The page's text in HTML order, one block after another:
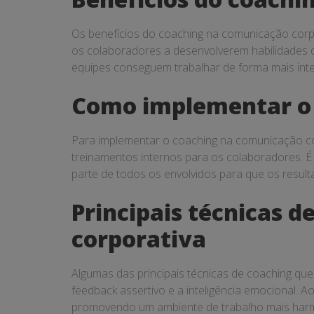
Os benefícios do coaching na comunicação
os colaboradores a desenvolverem habilidades
equipes conseguem trabalhar de forma mais
Como implementar
Para implementar o coaching na comunicação
treinamentos internos para os colaboradores.
parte de todos os envolvidos para que os
Principais técnicas
corporativa
Algumas das principais técnicas de coaching
feedback assertivo e a inteligência emocional.
promovendo um ambiente de trabalho mais